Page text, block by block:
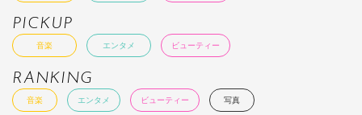
PICKUP
音楽 エンタメ ビューティー
RANKING
音楽 エンタメ ビューティー 写真